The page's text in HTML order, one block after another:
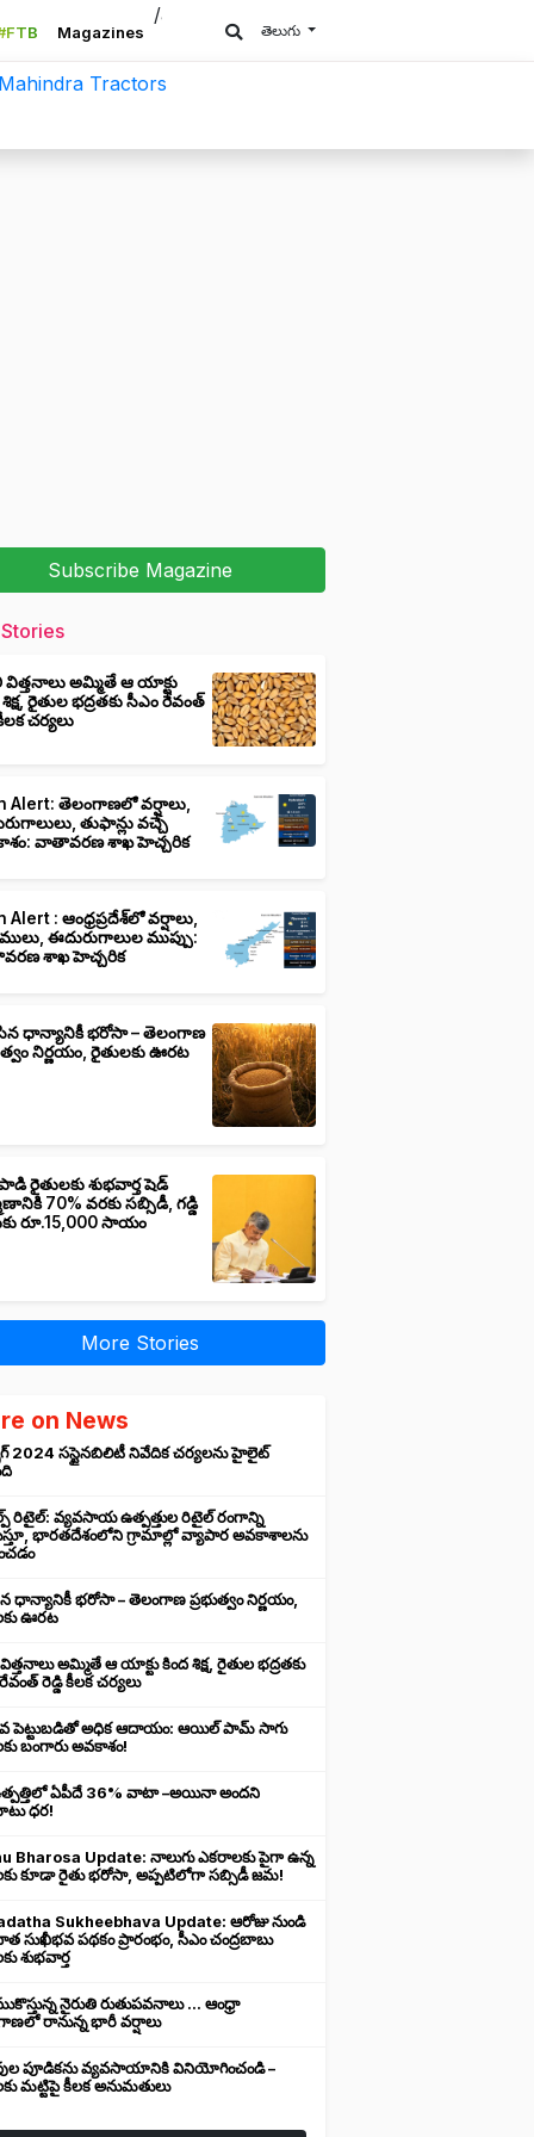
Magazines
/a>
తెలుగు
Subscribe Magazine
విత్తనాలు అమ్మితే ఆ యాక్టు
రైతుల భద్రతకు సీఎం రేవంత్
చర్యలు
Alert: తెలంగాణలో వర్షాలు,
తుఫాన్లు వచ్చే
వాతావరణ శాఖ హెచ్చరిక
Alert : ఆంధ్రప్రదేశ్‌లో వర్షాలు,
ఈదురుగాలుల ముప్పు:
శాఖ హెచ్చరిక
ధాన్యానికీ భరోసా – తెలంగాణ
నిర్ణయం, రైతులకు ఊరట
రైతులకు శుభవార్త షెడ్
70% వరకు సబ్సిడీ, గడ్డి
రూ.15,000 సాయం
More Stories
on News
2024 సస్టైనబిలిటీ నివేదిక చర్యలను హైలైట్
రిటైల్: వ్యవసాయ ఉత్పత్తుల రిటైల్ రంగాన్ని
భారతదేశంలోని గ్రామాల్లో వ్యాపార అవకాశాలను
ధాన్యానికీ భరోసా – తెలంగాణ ప్రభుత్వం నిర్ణయం,
ఊరట
అమ్మితే ఆ యాక్టు కింద శిక్ష, రైతుల భద్రతకు
రెడ్డి కీలక చర్యలు
పెట్టుబడితో అధిక ఆదాయం: ఆయిల్ పామ్ సాగు
బంగారు అవకాశం!
ఏపీదే 36% వాటా –అయినా అందని
ధర!
Bharosa Update: నాలుగు ఎకరాలకు పైగా ఉన్న
కూడా రైతు భరోసా, అప్పటిలోగా సబ్సిడీ జమ!
Sukheebhava Update: ఆరోజు నుండి
సుఖీభవ పథకం ప్రారంభం, సీఎం చంద్రబాబు
శుభవార్త
నైరుతి రుతుపవనాలు ... ఆంధ్రా
రానున్న భారీ వర్షాలు
పూడికను వ్యవసాయానికి వినియోగించండి –
మట్టిపై కీలక అనుమతులు